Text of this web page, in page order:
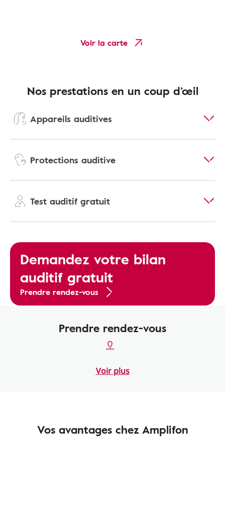
Voir la carte
Nos prestations en un coup d’œil
Appareils auditives
Protections auditive
Test auditif gratuit
Demandez votre bilan
auditif gratuit
Prendre rendez-vous
Prendre rendez-vous
Voir plus
Vos avantages chez Amplifon